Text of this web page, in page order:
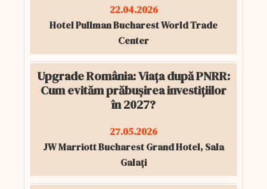
22.04.2026
Hotel Pullman Bucharest World Trade
Center
Upgrade România: Viața după PNRR:
Cum evităm prăbușirea investițiilor
în 2027?
27.05.2026
JW Marriott Bucharest Grand Hotel, Sala
Galați